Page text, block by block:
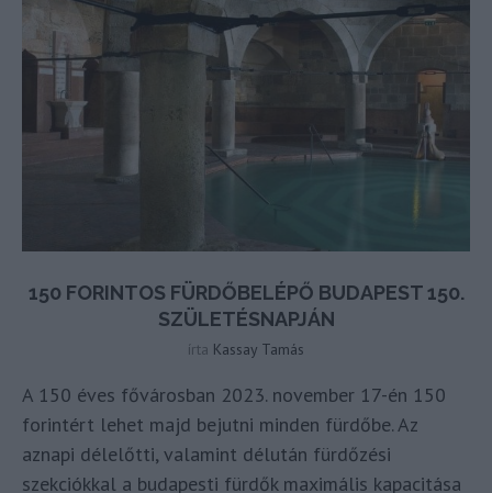
150 FORINTOS FÜRDŐBELÉPŐ BUDAPEST 150.
SZÜLETÉSNAPJÁN
írta Kassay Tamás
A 150 éves fővárosban 2023. november 17-én 150
forintért lehet majd bejutni minden fürdőbe. Az
aznapi délelőtti, valamint délután fürdőzési
szekciókkal a budapesti fürdők maximális kapacitása